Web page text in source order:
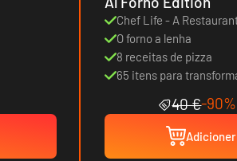
Chef Life - A
O forno a lenha
8 receitas de pizza
65 itens para
40 €-90%